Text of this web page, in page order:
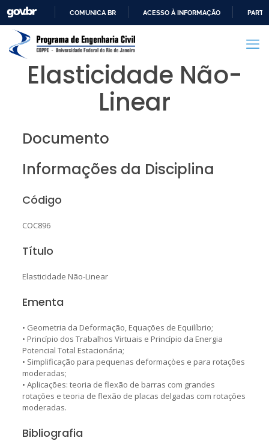
PARA
CONTEÚDO
COMUNICA BR ACESSO À INFORMAÇÃO
Elasticidade Não-
Linear
Documento
Informações da Disciplina
Código
COC896
Título
Elasticidade Não-Linear
Ementa
• Geometria da Deformação, Equações de Equilíbrio;
• Princípio dos Trabalhos Virtuais e Princípio da Energia
Potencial Total Estacionária;
• Simplificação para pequenas deformaçòes e para rotações
moderadas;
• Aplicações: teoria de flexão de barras com grandes
rotações e teoria de flexão de placas delgadas com rotações
moderadas.
Bibliografia